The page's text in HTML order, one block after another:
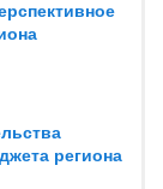
региона